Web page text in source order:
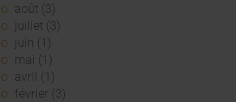
août (3)
juillet (3)
juin (1)
mai (1)
avril (1)
février (3)